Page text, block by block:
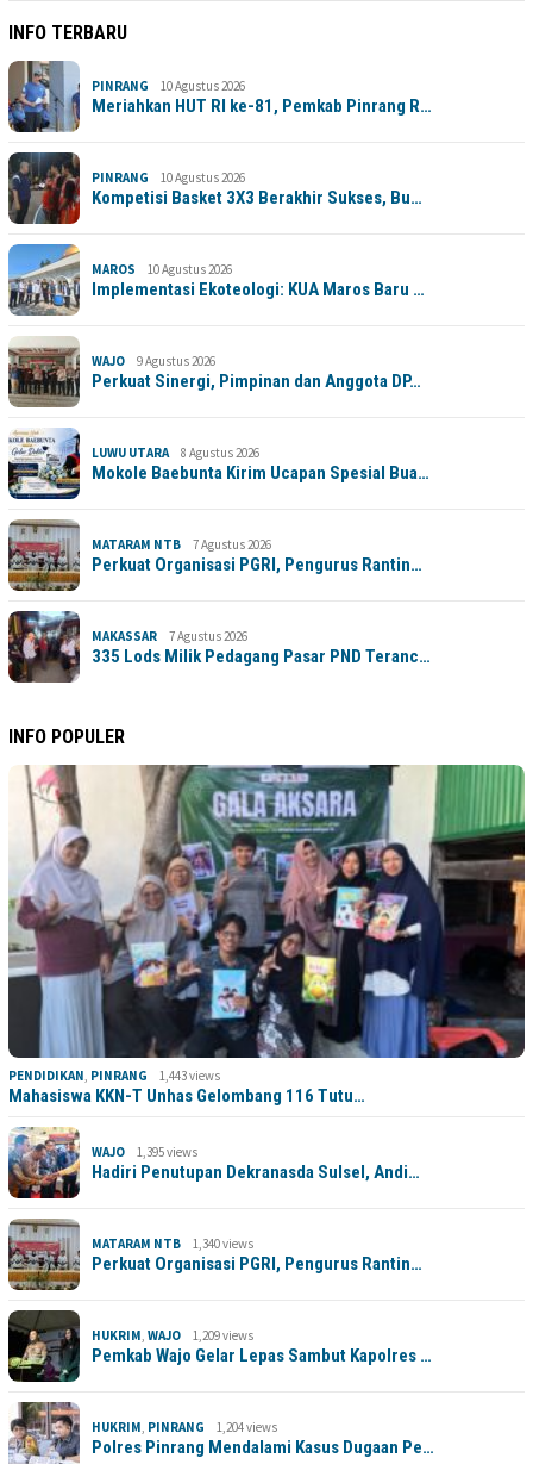
INFO TERBARU
PINRANG 10 Agustus 2026
Meriahkan HUT RI ke-81, Pemkab Pinrang R…
PINRANG 10 Agustus 2026
Kompetisi Basket 3X3 Berakhir Sukses, Bu…
MAROS 10 Agustus 2026
Implementasi Ekoteologi: KUA Maros Baru …
WAJO 9 Agustus 2026
Perkuat Sinergi, Pimpinan dan Anggota DP…
LUWU UTARA 8 Agustus 2026
Mokole Baebunta Kirim Ucapan Spesial Bua…
MATARAM NTB 7 Agustus 2026
Perkuat Organisasi PGRI, Pengurus Rantin…
MAKASSAR 7 Agustus 2026
335 Lods Milik Pedagang Pasar PND Teranc…
INFO POPULER
PENDIDIKAN, PINRANG 1,443 views
Mahasiswa KKN-T Unhas Gelombang 116 Tutu…
WAJO 1,395 views
Hadiri Penutupan Dekranasda Sulsel, Andi…
MATARAM NTB 1,340 views
Perkuat Organisasi PGRI, Pengurus Rantin…
HUKRIM, WAJO 1,209 views
Pemkab Wajo Gelar Lepas Sambut Kapolres …
HUKRIM, PINRANG 1,204 views
Polres Pinrang Mendalami Kasus Dugaan Pe…